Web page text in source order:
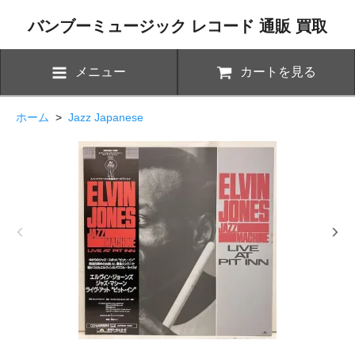
バンブーミュージック レコード 通販 買取
メニュー カートを見る
ホーム > Jazz Japanese